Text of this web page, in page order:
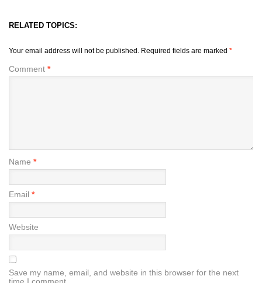
RELATED TOPICS:
Your email address will not be published. Required fields are marked *
Comment *
Name *
Email *
Website
Save my name, email, and website in this browser for the next
time I comment.